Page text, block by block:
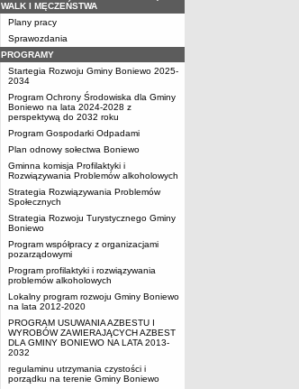
WALK I MĘCZEŃSTWA
Plany pracy
Sprawozdania
PROGRAMY
Startegia Rozwoju Gminy Boniewo 2025-
2034
Program Ochrony Środowiska dla Gminy
Boniewo na lata 2024-2028 z
perspektywą do 2032 roku
Program Gospodarki Odpadami
Plan odnowy sołectwa Boniewo
Gminna komisja Profilaktyki i
Rozwiązywania Problemów alkoholowych
Strategia Rozwiązywania Problemów
Społecznych
Strategia Rozwoju Turystycznego Gminy
Boniewo
Program współpracy z organizacjami
pozarządowymi
Program profilaktyki i rozwiązywania
problemów alkoholowych
Lokalny program rozwoju Gminy Boniewo
na lata 2012-2020
PROGRAM USUWANIA AZBESTU I
WYROBÓW ZAWIERAJĄCYCH AZBEST
DLA GMINY BONIEWO NA LATA 2013-
2032
regulaminu utrzymania czystości i
porządku na terenie Gminy Boniewo